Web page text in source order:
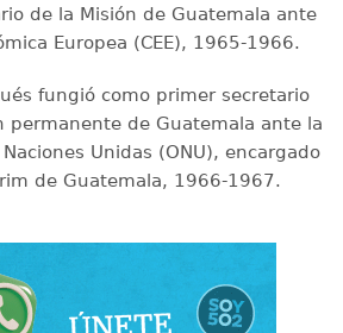
de la Misión de Guatemala ante
Europea (CEE), 1965-1966.
fungió como primer secretario
permanente de Guatemala ante la
Unidas (ONU), encargado
de Guatemala, 1966-1967.